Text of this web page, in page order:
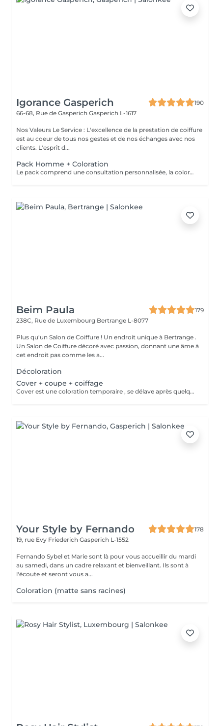
Igorance Gasperich
190
66-68, Rue de Gasperich Gasperich L-1617
Nos Valeurs Le Service : L'excellence de la prestation de coiffure
est au coeur de tous nos gestes et de nos échanges avec nos
clients. L'esprit d...
Pack Homme + Coloration
Le pack comprend une consultation personnalisée, la coloration avec les produits LOREAL PROFESSIONNEL , shampooing et conditionneur spécifiques REDKEN , la coupe IGORANCE ( finitions sur cheveux secs) , les produits de styling REDKEN * Tarifs à titre indicatifs à confirmer après la consultation personnalisée établit auprès de votre coiffeur/stylist/spécialiste * La direction se réserve le droit d’apporter des modifications pour le bon fonctionnement du salon
Beim Paula
179
238C, Rue de Luxembourg Bertrange L-8077
Plus qu'un Salon de Coiffure ! Un endroit unique à Bertrange .
Un Salon de Coiffure décoré avec passion, donnant une âme à
cet endroit pas comme les a...
Décoloration
Cover + coupe + coiffage
Cover est une coloration temporaire , se délave après quelques shampooings !
Your Style by Fernando
178
19, rue Evy Friederich Gasperich L-1552
Fernando Sybel et Marie sont là pour vous accueillir du mardi
au samedi, dans un cadre relaxant et bienveillant. Ils sont à
l'écoute et seront vous a...
Coloration (matte sans racines)